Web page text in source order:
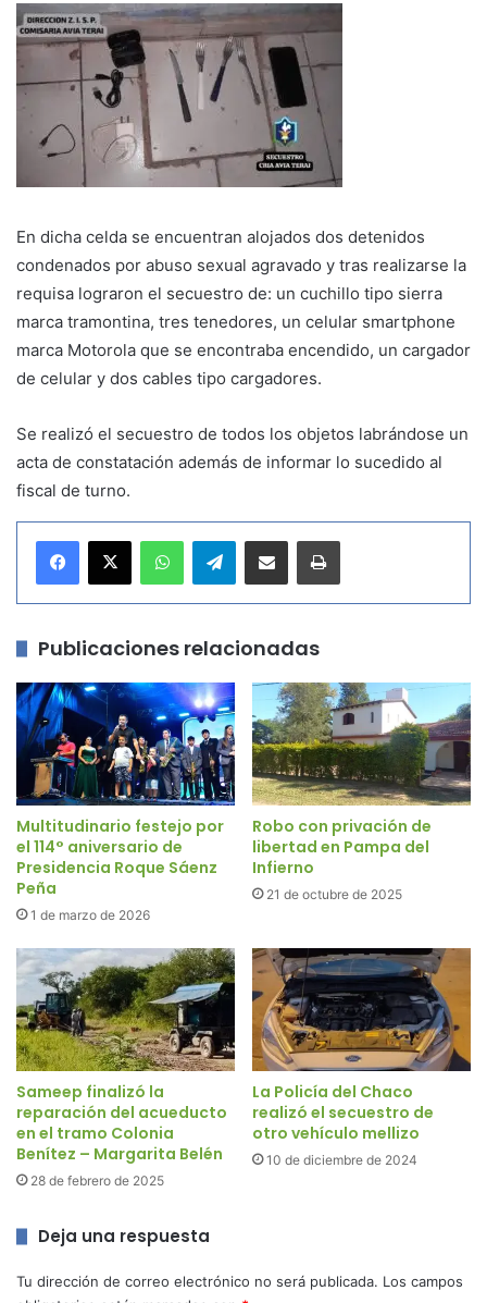
En dicha celda se encuentran alojados dos detenidos
condenados por abuso sexual agravado y tras realizarse la
requisa lograron el secuestro de: un cuchillo tipo sierra
marca tramontina, tres tenedores, un celular smartphone
marca Motorola que se encontraba encendido, un cargador
de celular y dos cables tipo cargadores.
Se realizó el secuestro de todos los objetos labrándose un
acta de constatación además de informar lo sucedido al
fiscal de turno.
Telegram
Publicaciones relacionadas
Multitudinario festejo por
el 114° aniversario de
Presidencia Roque Sáenz
Peña
1 de marzo de 2026
Robo con privación de
libertad en Pampa del
Infierno
21 de octubre de 2025
Sameep finalizó la
reparación del acueducto
en el tramo Colonia
Benítez – Margarita Belén
28 de febrero de 2025
La Policía del Chaco
realizó el secuestro de
otro vehículo mellizo
10 de diciembre de 2024
Deja una respuesta
Tu dirección de correo electrónico no será publicada. Los campos